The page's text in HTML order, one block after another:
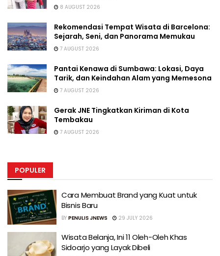
8 AUGUST 2026
Rekomendasi Tempat Wisata di Barcelona:
Sejarah, Seni, dan Panorama Memukau
7 AUGUST 2026
Pantai Kenawa di Sumbawa: Lokasi, Daya
Tarik, dan Keindahan Alam yang Memesona
7 AUGUST 2026
Gerak JNE Tingkatkan Kiriman di Kota
Tembakau
7 AUGUST 2026
POPULER
Cara Membuat Brand yang Kuat untuk
Bisnis Baru
BY PENULIS JNEWS 29 JULY 2026
Wisata Belanja, Ini 11 Oleh-Oleh Khas
Sidoarjo yang Layak Dibeli